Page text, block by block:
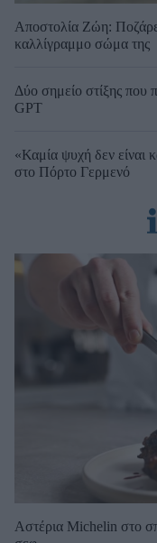
Αποστολία Ζώη:
καλλίγραμμο σώμα της
Δύο σημείο στίξης που
GPT
«Καμία ψυχή δεν είναι
στο Πόρτο Γερμενό
Αστέρια Michelin στο